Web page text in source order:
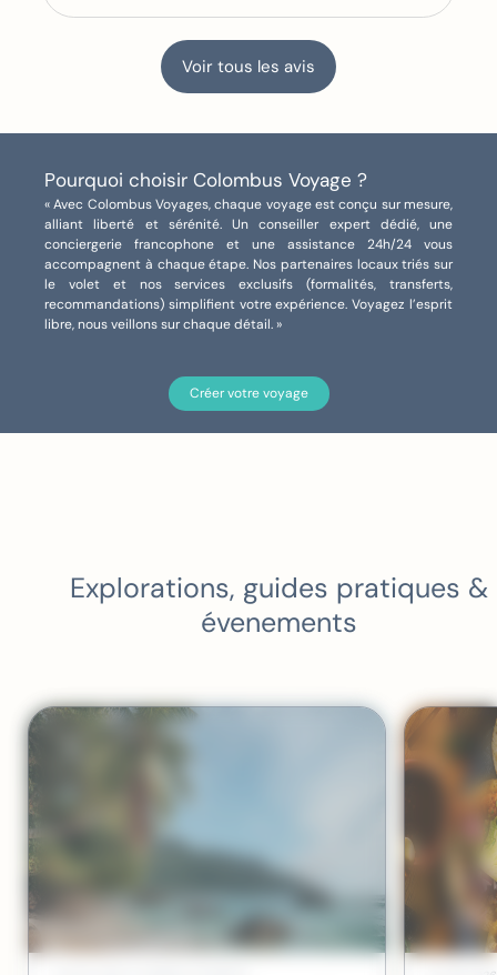
Organiser un itinéraire avec plusieurs
villes, des déplacements, des excursions
et des spectacles était un vrai défi, mais il
a été relevé haut la main. Chaque étape
J’ai également beaucoup apprécié sa
disponibilité, son écoute et son
implication, y compris lorsqu’il a fallu gérer
un imprévu pendant le séjour.
Même en son absence, les autres
membres de l’équipe Colombus Voyages
ont su prendre le relais avec efficacité et
voyage de cette ampleur.
Je recommande vivement Vanessa et
l’équipe Colombus Voyages pour leur
Voir tous les avis
Pourquoi choisir Colombus Voyage ?
« Avec Colombus Voyages, chaque voyage est conçu sur mesure,
alliant liberté et sérénité. Un conseiller expert dédié, une
conciergerie francophone et une assistance 24h/24 vous
accompagnent à chaque étape. Nos partenaires locaux triés sur
le volet et nos services exclusifs (formalités, transferts,
recommandations) simplifient votre expérience. Voyagez l’esprit
libre, nous veillons sur chaque détail. »
Créer votre voyage
Explorations, guides pratiques &
évenements